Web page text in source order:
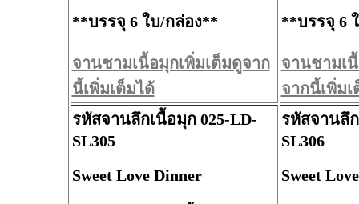
**บรรจุ 6 ใบ/กล่อง**
จานชามเนื้อมุกเพิ่มเต็มดูจาก
นี้เพิ่มเต็มได้
**บรรจุ 6
จานชามเ
จากนี้เพิ่มเ
รหัสจานลึกเนื้อมุก 025-LD-
SL305
Sweet Love Dinner
รหัสจานลึ
SL306
Sweet